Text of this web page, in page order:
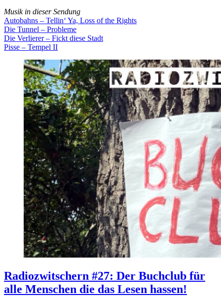
Musik in dieser Sendung
Autobahns – Tellin‘ Ya, Loss of the Rights
Die Tunnel – Probleme
Die Verlierer – Fickt diese Stadt
Pisse – Tempel II
Radiozwitschern #27: Der Buchclub für
alle Menschen die das Lesen hassen!